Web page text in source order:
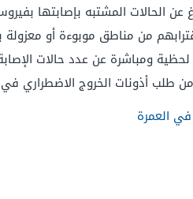
عن الحالات المشتبه بإصابتها
من مناطق موبوءة أو
ومباشرة عن عدد حالات
طلب أذونات الخروج
العمرة